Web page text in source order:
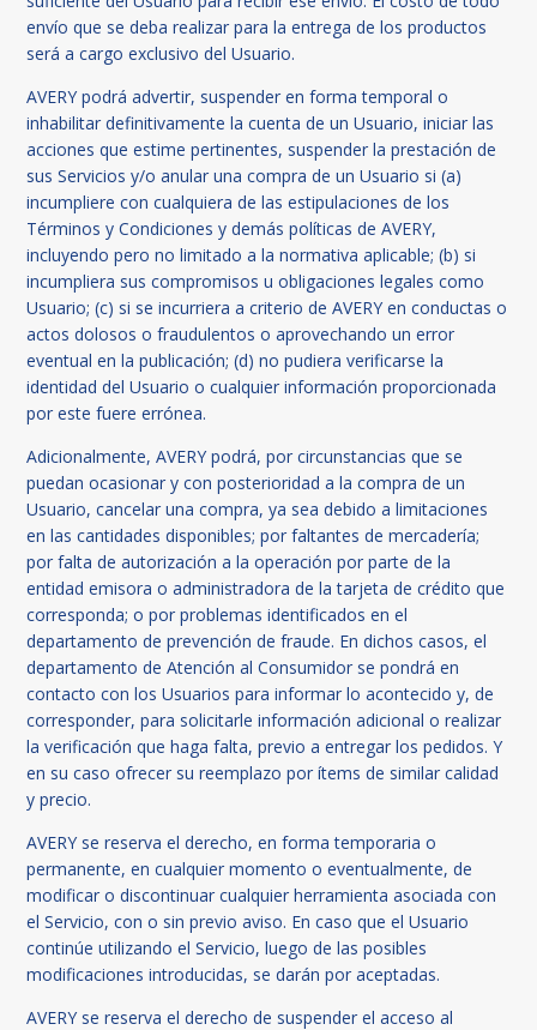
envío que se deba realizar para la entrega de los productos
será a cargo exclusivo del Usuario.
AVERY podrá advertir, suspender en forma temporal o
inhabilitar definitivamente la cuenta de un Usuario, iniciar las
acciones que estime pertinentes, suspender la prestación de
sus Servicios y/o anular una compra de un Usuario si (a)
incumpliere con cualquiera de las estipulaciones de los
Términos y Condiciones y demás políticas de AVERY,
incluyendo pero no limitado a la normativa aplicable; (b) si
incumpliera sus compromisos u obligaciones legales como
Usuario; (c) si se incurriera a criterio de AVERY en conductas o
actos dolosos o fraudulentos o aprovechando un error
eventual en la publicación; (d) no pudiera verificarse la
identidad del Usuario o cualquier información proporcionada
por este fuere errónea.
Adicionalmente, AVERY podrá, por circunstancias que se
puedan ocasionar y con posterioridad a la compra de un
Usuario, cancelar una compra, ya sea debido a limitaciones
en las cantidades disponibles; por faltantes de mercadería;
por falta de autorización a la operación por parte de la
entidad emisora o administradora de la tarjeta de crédito que
corresponda; o por problemas identificados en el
departamento de prevención de fraude. En dichos casos, el
departamento de Atención al Consumidor se pondrá en
contacto con los Usuarios para informar lo acontecido y, de
corresponder, para solicitarle información adicional o realizar
la verificación que haga falta, previo a entregar los pedidos. Y
en su caso ofrecer su reemplazo por ítems de similar calidad
y precio.
AVERY se reserva el derecho, en forma temporaria o
permanente, en cualquier momento o eventualmente, de
modificar o discontinuar cualquier herramienta asociada con
el Servicio, con o sin previo aviso. En caso que el Usuario
continúe utilizando el Servicio, luego de las posibles
modificaciones introducidas, se darán por aceptadas.
AVERY se reserva el derecho de suspender el acceso al